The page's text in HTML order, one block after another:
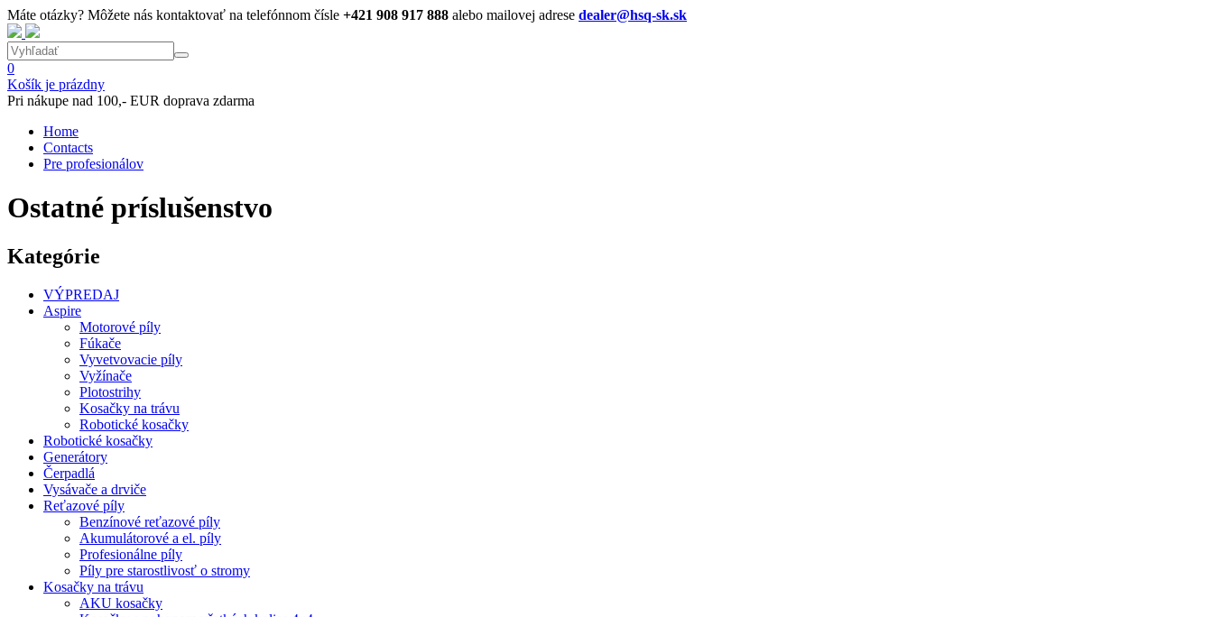
Máte otázky? Môžete nás kontaktovať na telefónnom čísle +421 908 917 888 alebo mailovej adrese dealer@hsq-sk.sk
0
Košík je prázdny
Pri nákupe nad 100,- EUR doprava zdarma
Home
Contacts
Pre profesionálov
Ostatné príslušenstvo
Kategórie
VÝPREDAJ
Aspire
Motorové píly
Fúkače
Vyvetvovacie píly
Vyžínače
Plotostrihy
Kosačky na trávu
Robotické kosačky
Robotické kosačky
Generátory
Čerpadlá
Vysávače a drviče
Reťazové píly
Benzínové reťazové píly
Akumulátorové a el. píly
Profesionálne píly
Píly pre starostlivosť o stromy
Kosačky na trávu
AKU kosačky